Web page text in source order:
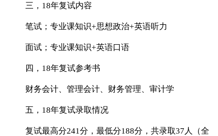
三，18年复试内容
笔试；专业课知识+思想政治+英语听力
面试；专业课知识+英语口语
四，18年复试参考书
财务会计、管理会计、财务管理、审计学
五，18年复试录取情况
复试最高分241分，最低分188分，共录取37人（全